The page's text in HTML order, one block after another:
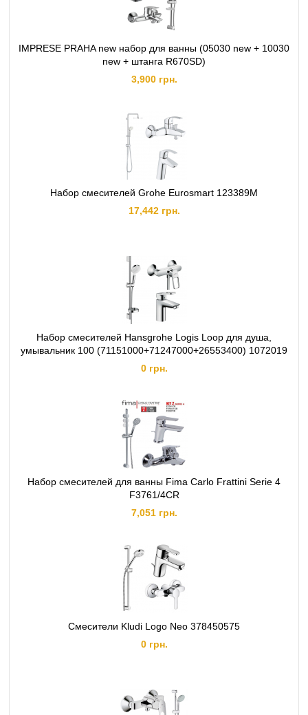
IMPRESE PRAHA new набор для ванны (05030 new + 10030
new + штанга R670SD)
3,900 грн.
Набор смесителей Grohe Eurosmart 123389M
17,442 грн.
Набор смесителей Hansgrohe Logis Loop для душа,
умывальник 100 (71151000+71247000+26553400) 1072019
0 грн.
Набор смесителей для ванны Fima Carlo Frattini Serie 4
F3761/4CR
7,051 грн.
Смесители Kludi Logo Neo 378450575
0 грн.